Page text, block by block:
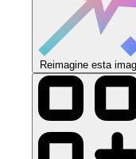
Reimagine esta